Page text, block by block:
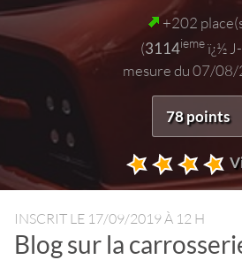
+202
(3114iemeï¿½
mesure du 07/
78 points
INSCRIT LE 17/09/2019 À 12 H
Blog sur la